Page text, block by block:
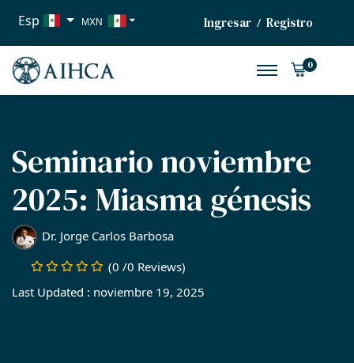
Esp MXN
EUR
Ingresar / Registro
0
Seminario noviembre
2025: Miasma génesis
Dr. Jorge Carlos Barbosa
(0 /0 Reviews)
Last Updated : noviembre 19, 2025